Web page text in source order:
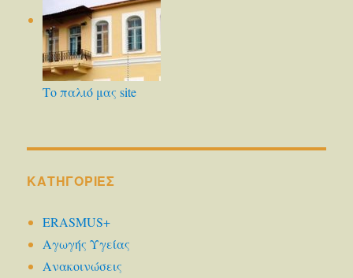
Το παλιό μας site
KΑΤΗΓΟΡΊΕΣ
ERASMUS+
Αγωγής Υγείας
Ανακοινώσεις